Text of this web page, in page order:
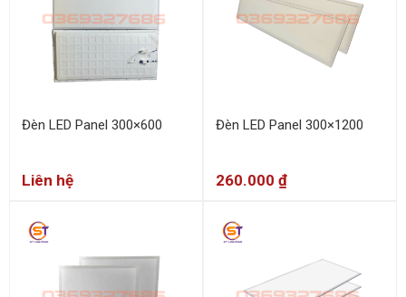
Đèn LED Panel 300×600
Liên hệ
Đèn LED Panel 300×1200
260.000 ₫